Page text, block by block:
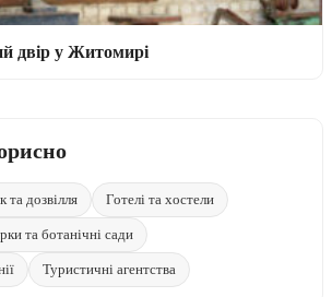
двір у Житомирі
та дозвілля Готелі та хостели
та ботанічні сади
Туристичні агентства